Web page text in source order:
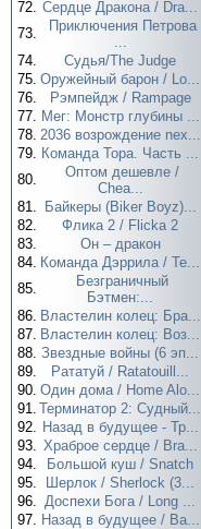
72. Сердце Дракона / Dra...
73.
Приключения Петрова
...
74.
Судья/The Judge
75. Оружейный барон / Lo...
76.
Рэмпейдж / Rampage
77. Мег: Монстр глубины ...
78. 2036 возрождение nex...
79. Команда Тора. Часть ...
80.
Оптом дешевле /
Chea...
81.
Байкеры (Biker Boyz)...
82.
Флика 2 / Flicka 2
83.
Он – дракон
84. Команда Дэррила / Te...
85.
Безграничный
Бэтмен:...
86. Властелин колец: Бра...
87. Властелин колец: Воз...
88. Звездные войны (6 эп...
89.
Рататуй / Ratatouill...
90. Один дома / Home Alo...
91. Терминатор 2: Судный...
92. Назад в будущее - Тр...
93. Храброе сердце / Bra...
94.
Большой куш / Snatch
95.
Шерлок / Sherlock (3...
96. Доспехи Бога / Long ...
97. Назад в будущее / Ba...